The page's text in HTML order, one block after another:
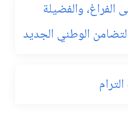
الفراغ، والفضيلة
الوطني الجديد